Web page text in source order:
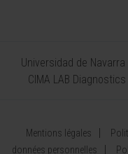
Universidad de Navarra
CIMA LAB Diagnostics
Mentions légales
données personnelles